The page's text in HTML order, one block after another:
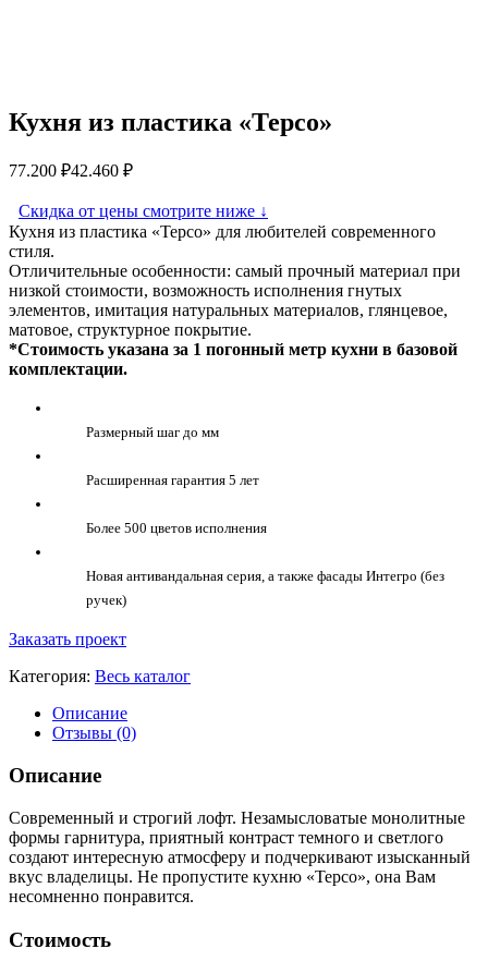
Кухня из пластика «Терсо»
77.200 ₽42.460 ₽
Скидка от цены смотрите ниже ↓
Кухня из пластика «Терсо» для любителей современного
стиля.
Отличительные особенности: самый прочный материал при
низкой стоимости, возможность исполнения гнутых
элементов, имитация натуральных материалов, глянцевое,
матовое, структурное покрытие.
*Стоимость указана за 1 погонный метр кухни в базовой
комплектации.
Размерный шаг до мм
Расширенная гарантия 5 лет
Более 500 цветов исполнения
Новая антивандальная серия, а также фасады Интегро (без
ручек)
Заказать проект
Категория: Весь каталог
Описание
Отзывы (0)
Описание
Современный и строгий лофт. Незамысловатые монолитные
формы гарнитура, приятный контраст темного и светлого
создают интересную атмосферу и подчеркивают изысканный
вкус владелицы. Не пропустите кухню «Терсо», она Вам
несомненно понравится.
Стоимость